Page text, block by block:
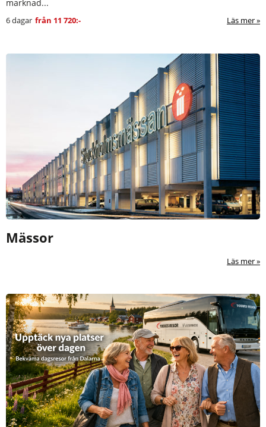
marknad...
6 dagar från 11 720:- Läs mer
Mässor
Läs mer